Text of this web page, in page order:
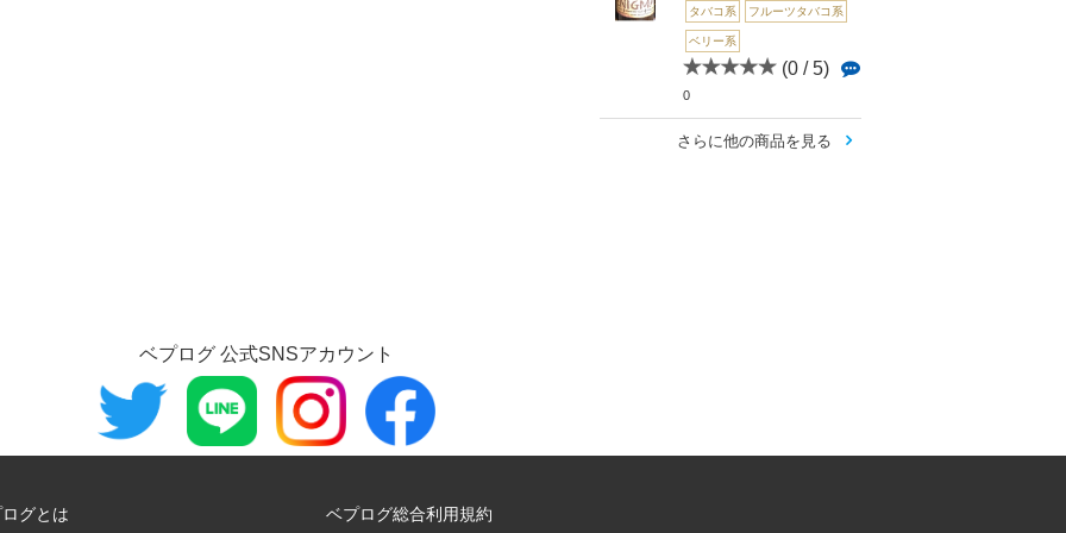
タバコ系 フルーツタバコ系
ベリー系
(0 / 5)
0
さらに他の商品を見る
ベプログ 公式SNSアカウント
グとは ベプログ総合利用規約